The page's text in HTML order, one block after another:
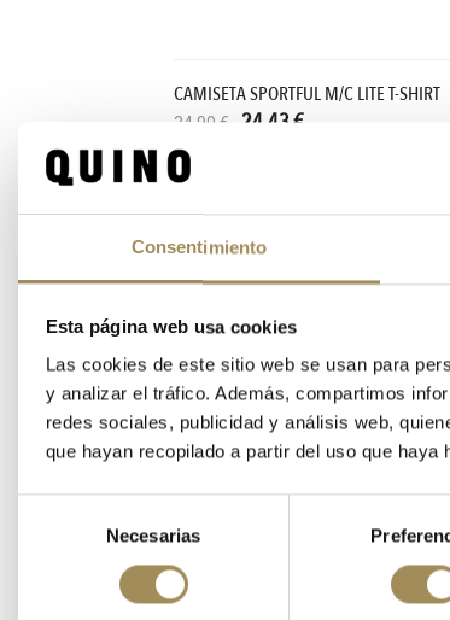
Consentimiento
Esta página web usa cookies
Las cookies de este sitio web se usan para
y analizar el tráfico. Además, compartimos
redes sociales, publicidad y análisis web,
que hayan recopilado a partir del uso que haya
consentimiento
Necesarias
CAMISETA SPORTFUL M/C LITE T-SHIRT
34,90 € 24,43 €
-60%
6CAMISETA MAVIC HOT RIDE GRAPHIC
45,00 €